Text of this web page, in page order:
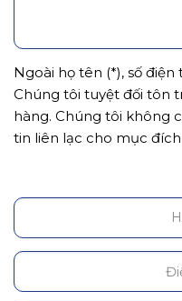
Ngoài họ tên (*), số
Chúng tôi tuyệt đối tôn
hàng. Chúng tôi không
tin liên lạc cho mục